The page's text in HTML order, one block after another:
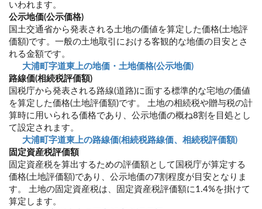
いわれます。
公示地価(公示価格)
国土交通省から発表される土地の価値を算定した価格(土地評
価額)です。一般の土地取引における客観的な地価の目安とさ
れる金額です。
大浦町字道東上の地価・土地価格(公示地価)
路線価(相続税評価額)
国税庁から発表される路線(道路)に面する標準的な宅地の価値
を算定した価格(土地評価額)です。 土地の相続税や贈与税の計
算時に用いられる価格であり、公示地価の概ね8割を目処とし
て設定されます。
大浦町字道東上の路線価(相続税路線価、相続税評価額)
固定資産税評価額
固定資産税を算出するための評価額として国税庁が算定する
価格(土地評価額)であり、公示地価の7割程度が目安となりま
す。 土地の固定資産税は、固定資産税評価額に1.4%を掛けて
算定します。